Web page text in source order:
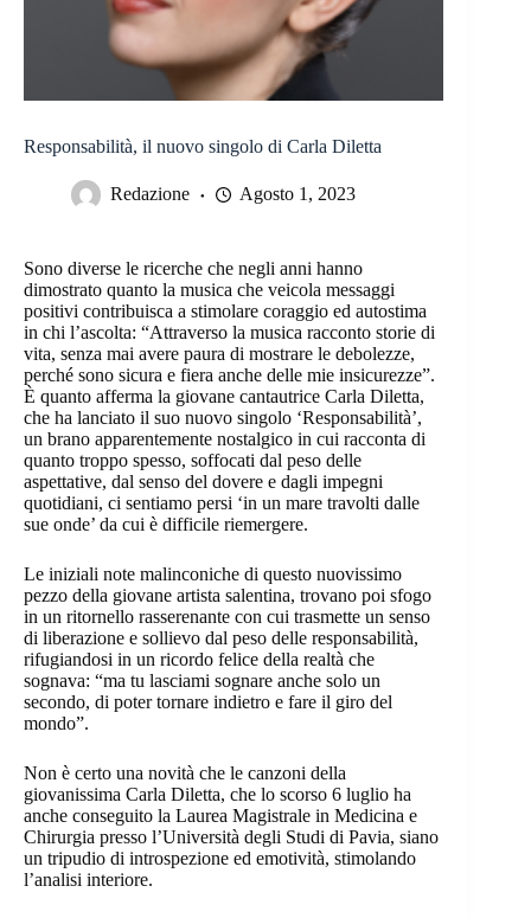
Responsabilità, il nuovo singolo di Carla Diletta
Redazione Agosto 1, 2023
Sono diverse le ricerche che negli anni hanno
dimostrato quanto la musica che veicola messaggi
positivi contribuisca a stimolare coraggio ed autostima
in chi l’ascolta: “Attraverso la musica racconto storie di
vita, senza mai avere paura di mostrare le debolezze,
perché sono sicura e fiera anche delle mie insicurezze”.
È quanto afferma la giovane cantautrice Carla Diletta,
che ha lanciato il suo nuovo singolo ‘Responsabilità’,
un brano apparentemente nostalgico in cui racconta di
quanto troppo spesso, soffocati dal peso delle
aspettative, dal senso del dovere e dagli impegni
quotidiani, ci sentiamo persi ‘in un mare travolti dalle
sue onde’ da cui è difficile riemergere.
Le iniziali note malinconiche di questo nuovissimo
pezzo della giovane artista salentina, trovano poi sfogo
in un ritornello rasserenante con cui trasmette un senso
di liberazione e sollievo dal peso delle responsabilità,
rifugiandosi in un ricordo felice della realtà che
sognava: “ma tu lasciami sognare anche solo un
secondo, di poter tornare indietro e fare il giro del
mondo”.
Non è certo una novità che le canzoni della
giovanissima Carla Diletta, che lo scorso 6 luglio ha
anche conseguito la Laurea Magistrale in Medicina e
Chirurgia presso l’Università degli Studi di Pavia, siano
un tripudio di introspezione ed emotività, stimolando
l’analisi interiore.